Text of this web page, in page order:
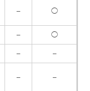
– ◯
–
◯
–
–
– –